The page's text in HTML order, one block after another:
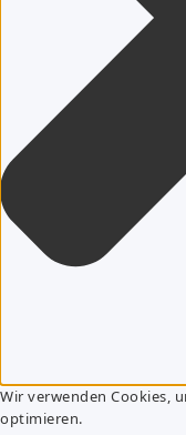
Wir verwenden Cookies,
optimieren.